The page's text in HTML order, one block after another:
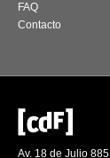
FAQ
Contacto
Av. 18 de Julio 885